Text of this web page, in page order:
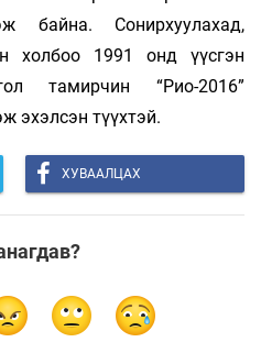
байна. Сонирхуулахад,
холбоо 1991 онд үүсгэн
тамирчин “Рио-2016”
эхэлсэн түүхтэй.
ХУВААЛЦАХ